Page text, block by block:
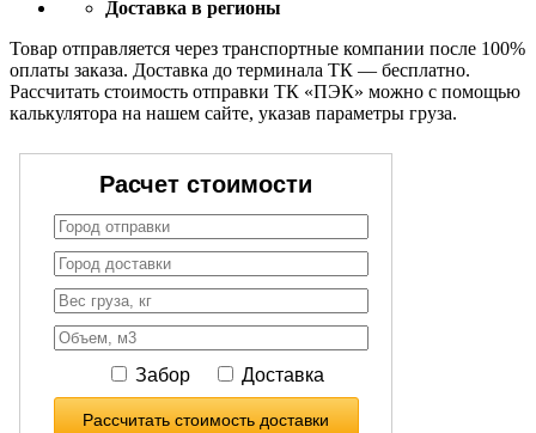
Доставка в регионы
Товар отправляется через транспортные компании после 100%
оплаты заказа. Доставка до терминала ТК — бесплатно.
Рассчитать стоимость отправки ТК «ПЭК» можно с помощью
калькулятора на нашем сайте, указав параметры груза.